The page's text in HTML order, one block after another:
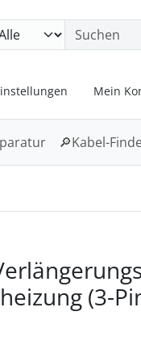
Springe
Mein
🔎Kabel-
(3-
zu navigieren.